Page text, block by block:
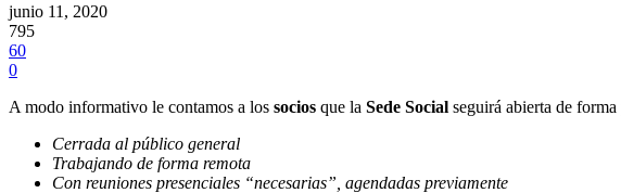
junio 11, 2020
795
60
0
A modo informativo le contamos a los socios que la Sede Social seguirá abierta de forma
Cerrada al público general
Trabajando de forma remota
Con reuniones presenciales “necesarias”, agendadas previamente